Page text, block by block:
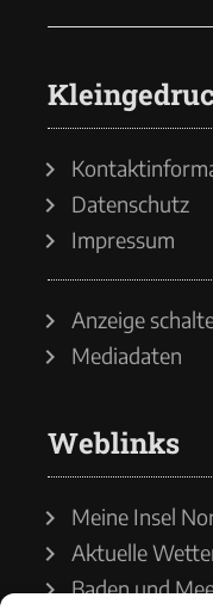
Datenschutz
Impressum
Anzeige
Mediadaten
Weblinks
Meine Insel
Aktuelle
Baden und